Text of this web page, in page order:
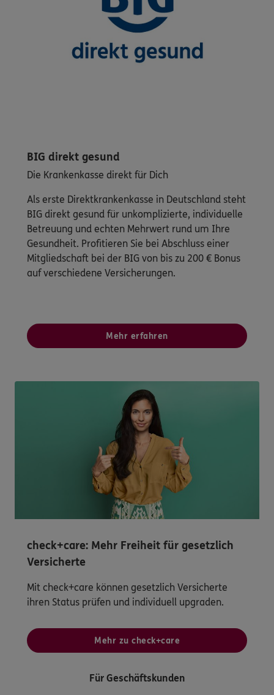
BIG direkt gesund
Die Krankenkasse direkt für Dich
Als erste Direktkrankenkasse in Deutschland steht
BIG direkt gesund für unkomplizierte, individuelle
Betreuung und echten Mehrwert rund um Ihre
Gesundheit. Profitieren Sie bei Abschluss einer
Mitgliedschaft bei der BIG von bis zu 200 € Bonus
auf verschiedene Versicherungen.
Mehr erfahren
check+care: Mehr Freiheit für gesetzlich
Versicherte
Mit check+care können gesetzlich Versicherte
ihren Status prüfen und individuell upgraden.
Mehr zu check+care
Für Geschäftskunden